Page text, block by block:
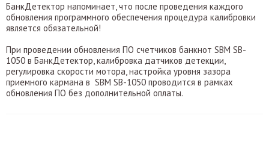
БанкДетектор напоминает, что после проведения каждого
обновления программного обеспечения процедура калибровки
является обязательной!
При проведении обновления ПО счетчиков банкнот SBM SB-
1050 в БанкДетектор, калибровка датчиков детекции,
регулировка скорости мотора, настройка уровня зазора
приемного кармана в SBM SB-1050 проводится в рамках
обновления ПО без дополнительной оплаты.